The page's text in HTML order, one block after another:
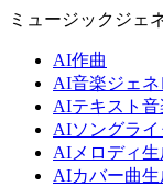
ミュージックジェ
AI作曲
AI音楽ジェ
AIテキスト
AIソングライ
AIメロディ生
AIカバー曲生